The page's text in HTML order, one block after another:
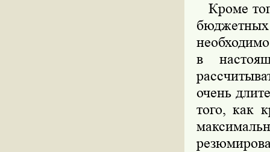
Кроме
бюджетных
в
очень
того, как